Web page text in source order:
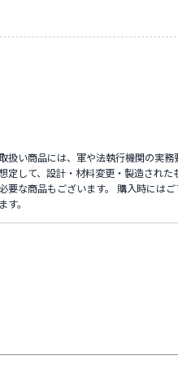
い商品には、軍や法執行機関の実務
定して、設計・材料変更・製造され
要な商品もございます。 購入時には
す。